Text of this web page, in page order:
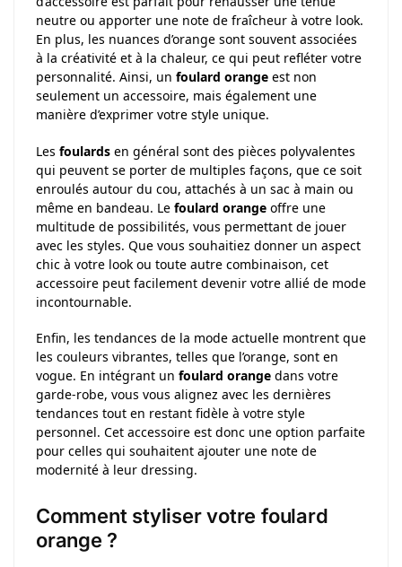
neutre ou apporter une note de fraîcheur à votre look.
En plus, les nuances d’orange sont souvent associées
à la créativité et à la chaleur, ce qui peut refléter votre
personnalité. Ainsi, un foulard orange est non
seulement un accessoire, mais également une
manière d’exprimer votre style unique.
Les foulards en général sont des pièces polyvalentes
qui peuvent se porter de multiples façons, que ce soit
enroulés autour du cou, attachés à un sac à main ou
même en bandeau. Le foulard orange offre une
multitude de possibilités, vous permettant de jouer
avec les styles. Que vous souhaitiez donner un aspect
chic à votre look ou toute autre combinaison, cet
accessoire peut facilement devenir votre allié de mode
incontournable.
Enfin, les tendances de la mode actuelle montrent que
les couleurs vibrantes, telles que l’orange, sont en
vogue. En intégrant un foulard orange dans votre
garde-robe, vous vous alignez avec les dernières
tendances tout en restant fidèle à votre style
personnel. Cet accessoire est donc une option parfaite
pour celles qui souhaitent ajouter une note de
modernité à leur dressing.
Comment styliser votre foulard
orange ?